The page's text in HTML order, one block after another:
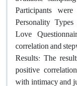
Participants
Personality
Love
correlation and
Results: The
positive
with intimacy and